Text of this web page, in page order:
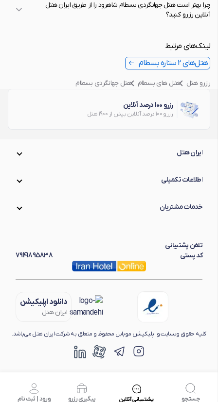
چرا بهتر است هتل جهانگردی بسطام شاهرود را از طریق ایران هتل
آنلاین رزرو کنید؟
لینک‌های مرتبط
هتل‌های 2 ستاره بسطام
رزرو هتل هتل های بسطام هتل جهانگردی بسطام
جستجو پشتیبانی آنلاین پیگیری رزرو ورود | ثبت نام
رزرو 100 درصد آنلاین
رزرو 100 درصد آنلاین بیش از 1900 هتل
ایران هتل
اطلاعات تکمیلی
خدمات مشتریان
تلفن پشتیبانی
کد پستی
7941895838
دانلود اپلیکیشن
ایران هتل
کلیه حقوق وبسایت و اپلیکیشن موبایل محفوظ و متعلق به شرکت ایران هتل می‌باشد.